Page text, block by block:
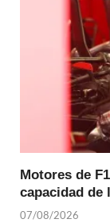
Motores de
capacidad de
07/08/2026